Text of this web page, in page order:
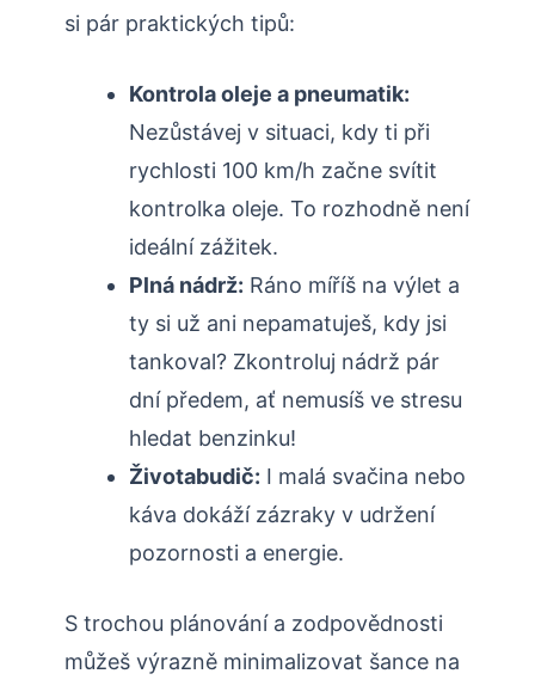
si pár praktických tipů:
Kontrola oleje a pneumatik:
Nezůstávej v situaci, kdy ti při
rychlosti 100 km/h začne svítit
kontrolka oleje. To rozhodně není
ideální zážitek.
Plná nádrž: Ráno míříš na výlet a
ty si už ani nepamatuješ, kdy jsi
tankoval? Zkontroluj nádrž pár
dní předem, ať nemusíš ve stresu
hledat benzinku!
Životabudič: I malá svačina nebo
káva dokáží zázraky v udržení
pozornosti a energie.
S trochou plánování a zodpovědnosti
můžeš výrazně minimalizovat šance na